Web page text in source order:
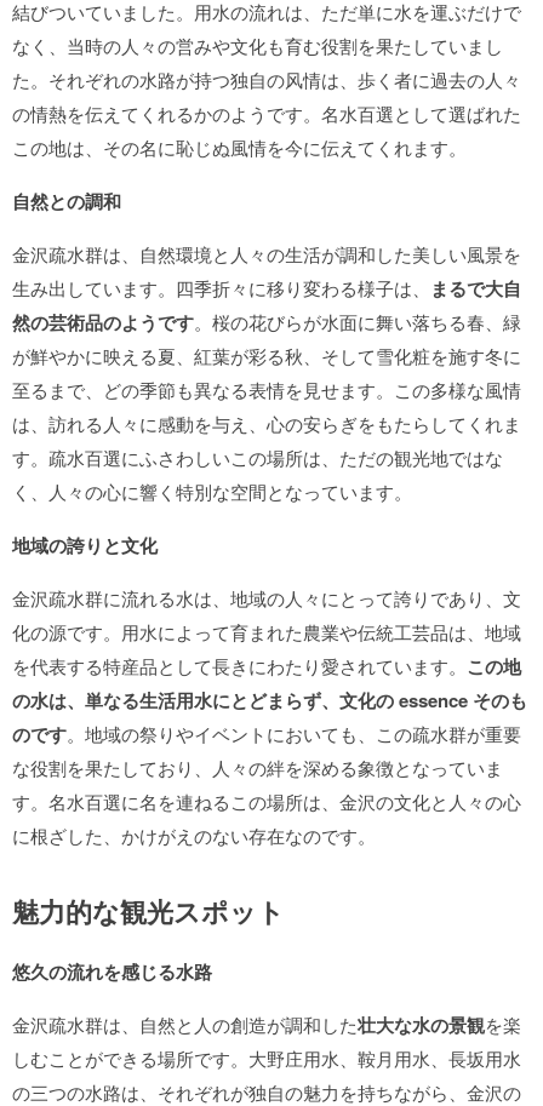
結びついていました。用水の流れは、ただ単に水を運ぶだけで
なく、当時の人々の営みや文化も育む役割を果たしていまし
た。それぞれの水路が持つ独自の风情は、歩く者に過去の人々
の情熱を伝えてくれるかのようです。名水百選として選ばれた
この地は、その名に恥じぬ風情を今に伝えてくれます。
自然との調和
金沢疏水群は、自然環境と人々の生活が調和した美しい風景を
生み出しています。四季折々に移り変わる様子は、
まるで大自
然の芸術品のようです。桜の花びらが水面に舞い落ちる春、緑
が鮮やかに映える夏、紅葉が彩る秋、そして雪化粧を施す冬に
至るまで、どの季節も異なる表情を見せます。この多様な風情
は、訪れる人々に感動を与え、心の安らぎをもたらしてくれま
す。疏水百選にふさわしいこの場所は、ただの観光地ではな
く、人々の心に響く特別な空間となっています。
地域の誇りと文化
金沢疏水群に流れる水は、地域の人々にとって誇りであり、文
化の源です。用水によって育まれた農業や伝統工芸品は、地域
を代表する特産品として長きにわたり愛されています。 この地
の水は、単なる生活用水にとどまらず、文化の essence そのも
のです。地域の祭りやイベントにおいても、この疏水群が重要
な役割を果たしており、人々の絆を深める象徴となっていま
す。名水百選に名を連ねるこの場所は、金沢の文化と人々の心
に根ざした、かけがえのない存在なのです。
魅力的な観光スポット
悠久の流れを感じる水路
金沢疏水群は、自然と人の創造が調和した壮大な水の景観を楽
しむことができる場所です。大野庄用水、鞍月用水、長坂用水
の三つの水路は、それぞれが独自の魅力を持ちながら、金沢の